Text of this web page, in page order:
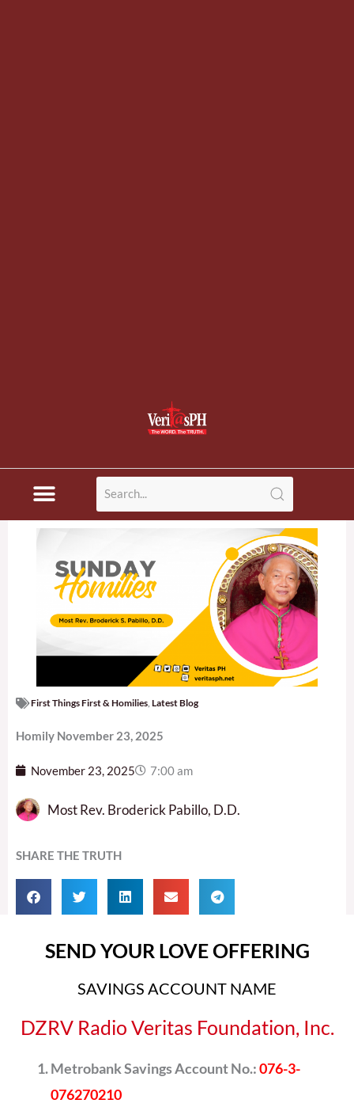
First Things First & Homilies Latest Blog
Homily November 23, 2025
November 23, 2025 7:00 am
Most Rev. Broderick Pabillo, D.D.
SHARE THE TRUTH
SEND YOUR LOVE OFFERING
SAVINGS ACCOUNT NAME
DZRV Radio Veritas Foundation, Inc.
Metrobank Savings Account No.:076-3-
076270210